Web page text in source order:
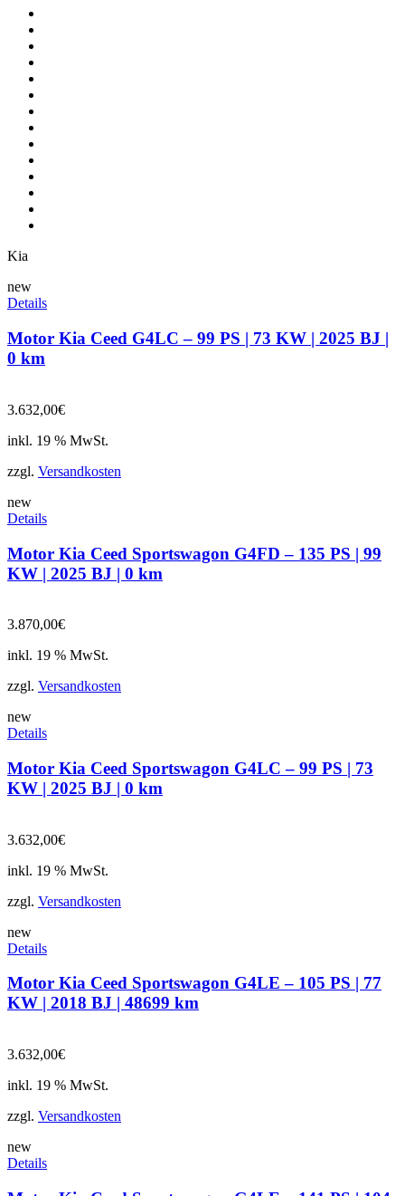
Kia
new
Details
Motor Kia Ceed G4LC – 99 PS | 73 KW | 2025 BJ |
0 km
3.632,00€
inkl. 19 % MwSt.
zzgl. Versandkosten
new
Details
Motor Kia Ceed Sportswagon G4FD – 135 PS | 99
KW | 2025 BJ | 0 km
3.870,00€
inkl. 19 % MwSt.
zzgl. Versandkosten
new
Details
Motor Kia Ceed Sportswagon G4LC – 99 PS | 73
KW | 2025 BJ | 0 km
3.632,00€
inkl. 19 % MwSt.
zzgl. Versandkosten
new
Details
Motor Kia Ceed Sportswagon G4LE – 105 PS | 77
KW | 2018 BJ | 48699 km
3.632,00€
inkl. 19 % MwSt.
zzgl. Versandkosten
new
Details